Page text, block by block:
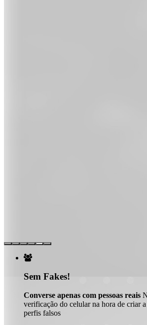

Sem Fakes!
Converse apenas com pessoas reais
verificação do celular na hora de criar
perfis falsos